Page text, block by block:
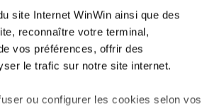
site Internet WinWin ainsi que des
reconnaître votre terminal,
vos préférences, offrir des
le trafic sur notre site internet.
ou configurer les cookies selon vos